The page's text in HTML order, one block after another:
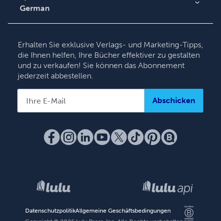
German
English
Français
Italiano
Erhalten Sie exklusive Verlags- und Marketing-Tipps,
die Ihnen helfen, Ihre Bücher effektiver zu gestalten
und zu verkaufen! Sie können das Abonnement
jederzeit abbestellen.
Abschicken
DatenschutzpolitikAllgemeine Geschäftsbedingungen